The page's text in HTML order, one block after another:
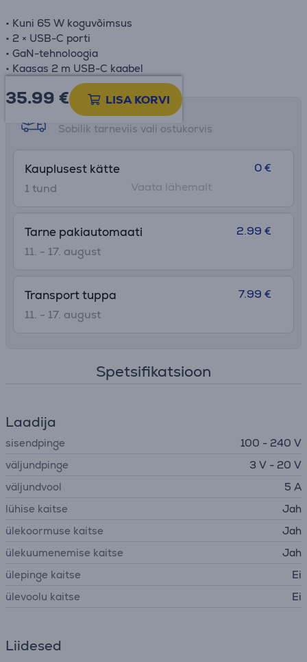
• Kuni 65 W koguvõimsus
• 2 × USB-C porti
• GaN-tehnoloogia
• Kaasas 2 m USB-C kaabel
35.99 € LISA KORVI
Tarne võimalused
Sobilik tarneviis vali ostukorvis
Kauplusest kätte
1 tund
0 €
Vaata lähemalt
Tarne pakiautomaati
11. - 17. august
2.99 €
Transport tuppa
11. - 17. august
7.99 €
Spetsifikatsioon
Laadija
sisendpinge
100 - 240 V
väljundpinge
3 V - 20 V
väljundvool
5 A
lühise kaitse
Jah
ülekoormuse kaitse
Jah
ülekuumenemise kaitse
Jah
ülepinge kaitse
Ei
ülevoolu kaitse
Ei
Liidesed